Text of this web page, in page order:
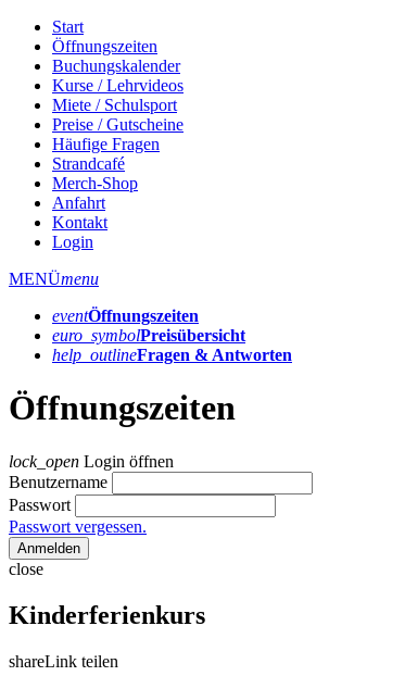
Start
Öffnungszeiten
Buchungskalender
Kurse / Lehrvideos
Miete / Schulsport
Preise / Gutscheine
Häufige Fragen
Strandcafé
Merch-Shop
Anfahrt
Kontakt
Login
MENÜmenu
eventÖffnungs­zeiten
euro_symbolPreis­übersicht
help_outlineFragen & Antworten
Öffnungszeiten
lock_open Login öffnen
Benutzername
Passwort
Passwort vergessen.
Anmelden
close
Kinderferienkurs
shareLink teilen